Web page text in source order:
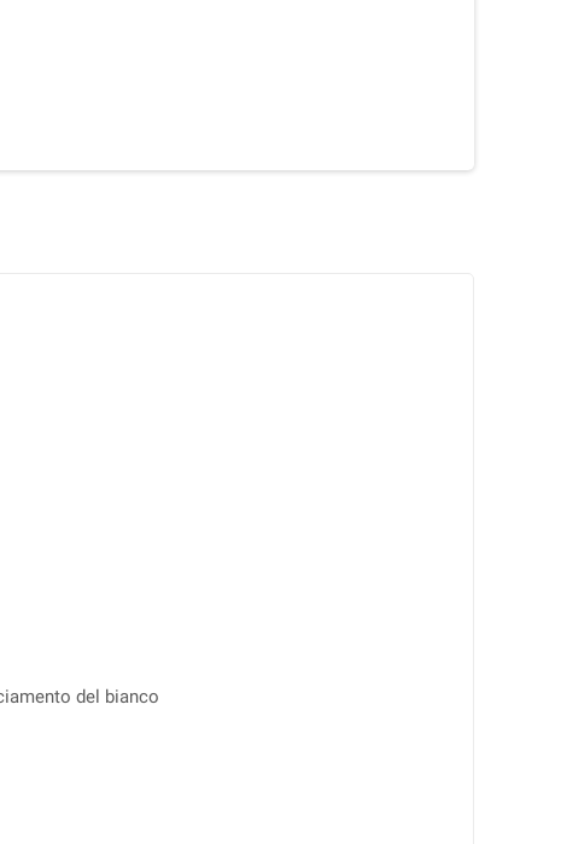
del bianco